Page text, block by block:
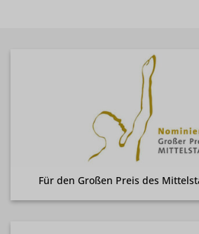
Für den Großen Preis des